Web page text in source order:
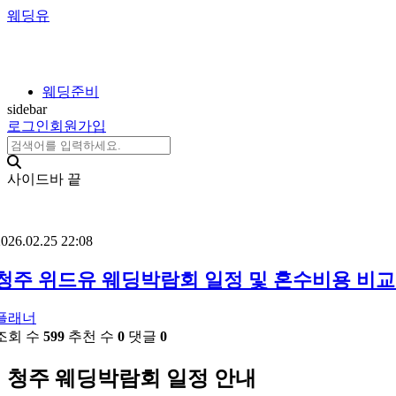
웨딩유
웨딩준비
sidebar
로그인회원가입
사이드바 끝
22:08
주 위드유 웨딩박람회 일정 및 혼수비용 비
래너
회 수 599 추천 수 0 댓글 0
청주 웨딩박람회 일정 안내